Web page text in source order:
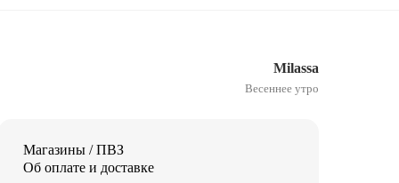
Milassa
Весеннее утро
Магазины / ПВЗ
Об оплате и доставке